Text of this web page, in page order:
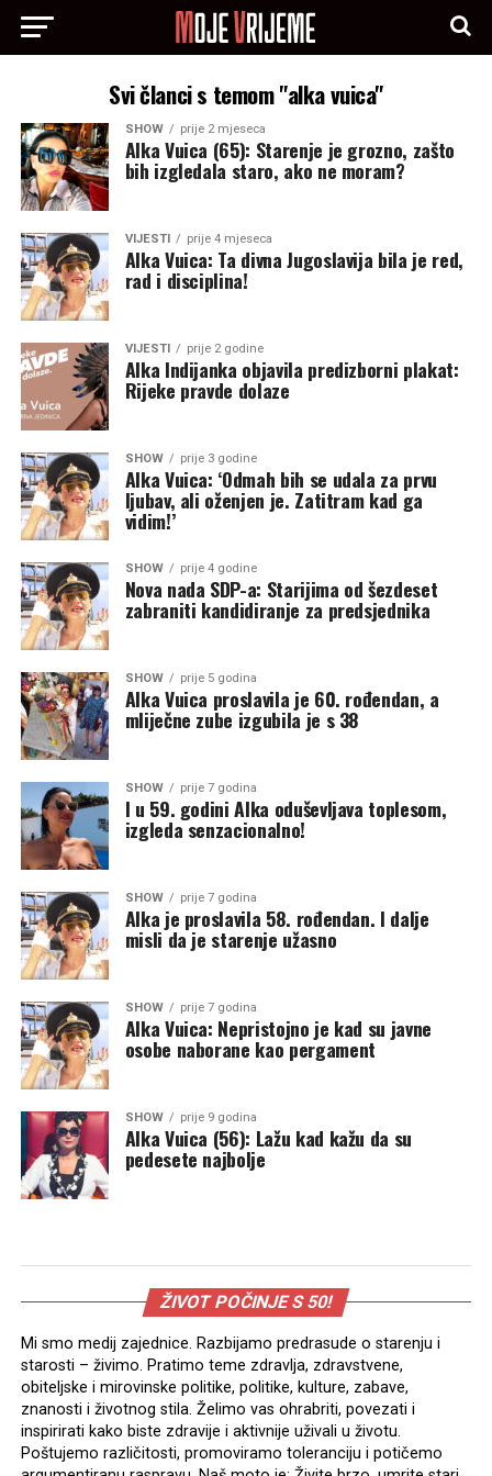
Svi članci s temom "alka vuica"
SHOW prije 2 mjeseca
Alka Vuica (65): Starenje je grozno, zašto
bih izgledala staro, ako ne moram?
VIJESTI prije 4 mjeseca
Alka Vuica: Ta divna Jugoslavija bila je red,
rad i disciplina!
VIJESTI prije 2 godine
Alka Indijanka objavila predizborni plakat:
Rijeke pravde dolaze
SHOW prije 3 godine
Alka Vuica: ‘Odmah bih se udala za prvu
ljubav, ali oženjen je. Zatitram kad ga
vidim!’
SHOW prije 4 godine
Nova nada SDP-a: Starijima od šezdeset
zabraniti kandidiranje za predsjednika
SHOW prije 5 godina
Alka Vuica proslavila je 60. rođendan, a
mliječne zube izgubila je s 38
SHOW prije 7 godina
I u 59. godini Alka oduševljava toplesom,
izgleda senzacionalno!
SHOW prije 7 godina
Alka je proslavila 58. rođendan. I dalje
misli da je starenje užasno
SHOW prije 7 godina
Alka Vuica: Nepristojno je kad su javne
osobe naborane kao pergament
SHOW prije 9 godina
Alka Vuica (56): Lažu kad kažu da su
pedesete najbolje
ŽIVOT POČINJE S 50!
Mi smo medij zajednice. Razbijamo predrasude o starenju i
starosti – živimo. Pratimo teme zdravlja, zdravstvene,
obiteljske i mirovinske politike, politike, kulture, zabave,
znanosti i životnog stila. Želimo vas ohrabriti, povezati i
inspirirati kako biste zdravije i aktivnije uživali u životu.
Poštujemo različitosti, promoviramo toleranciju i potičemo